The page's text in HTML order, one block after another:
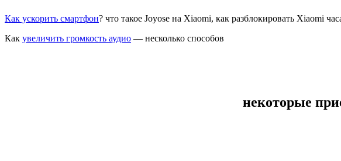
Как ускорить смартфон? что такое Joyose на Xiaomi, как разблокировать Xiaomi
Как увеличить громкость аудио — несколько способов
некоторые